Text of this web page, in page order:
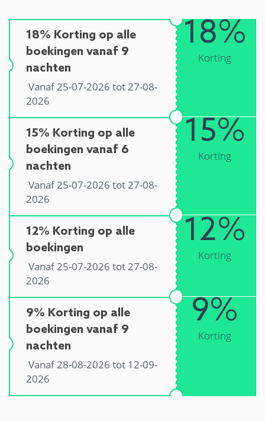
18% Korting op alle
boekingen vanaf 9
nachten
Vanaf 25-07-2026 tot 27-08-
2026
18%
Korting
15% Korting op alle
boekingen vanaf 6
nachten
Vanaf 25-07-2026 tot 27-08-
2026
15%
Korting
12% Korting op alle
boekingen
Vanaf 25-07-2026 tot 27-08-
2026
12%
Korting
9% Korting op alle
boekingen vanaf 9
nachten
Vanaf 28-08-2026 tot 12-09-
2026
9%
Korting